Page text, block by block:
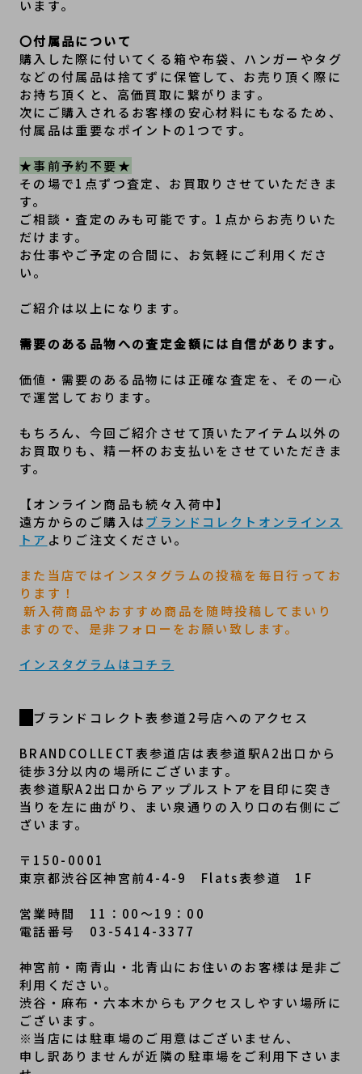
います。
〇付属品について
購入した際に付いてくる箱や布袋、ハンガーやタグ
などの付属品は捨てずに保管して、お売り頂く際に
お持ち頂くと、高価買取に繋がります。
次にご購入されるお客様の安心材料にもなるため、
付属品は重要なポイントの1つです。
★事前予約不要★
その場で1点ずつ査定、お買取りさせていただきま
す。
ご相談・査定のみも可能です。1点からお売りいた
だけます。
お仕事やご予定の合間に、お気軽にご利用くださ
い。
ご紹介は以上になります。
需要のある品物への査定金額には自信があります。
価値・需要のある品物には正確な査定を、その一心
で運営しております。
もちろん、今回ご紹介させて頂いたアイテム以外の
お買取りも、精一杯のお支払いをさせていただきま
す。
【オンライン商品も続々入荷中】
遠方からのご購入はブランドコレクトオンラインス
トア よりご注文ください。
また当店ではインスタグラムの投稿を毎日行ってお
ります！
新入荷商品やおすすめ商品を随時投稿してまいり
ますので、是非フォローをお願い致します。
インスタグラムはコチラ
ブランドコレクト表参道2号店へのアクセス
BRANDCOLLECT表参道店は表参道駅A2出口から
徒歩3分以内の場所にございます。
表参道駅A2出口からアップルストアを目印に突き
当りを左に曲がり、まい泉通りの入り口の右側にご
ざいます。
〒150-0001
東京都渋谷区神宮前4-4-9　Flats表参道　1F
営業時間　11：00～19：00
電話番号　03-5414-3377
神宮前・南青山・北青山にお住いのお客様は是非ご
利用ください。
渋谷・麻布・六本木からもアクセスしやすい場所に
ございます。
※当店には駐車場のご用意はございません、
申し訳ありませんが近隣の駐車場をご利用下さいま